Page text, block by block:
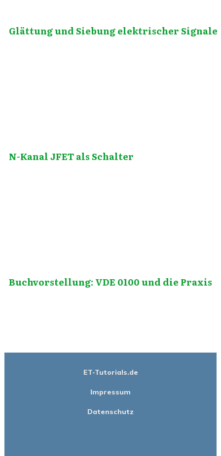
Glättung und Siebung elektrischer Signale
N-Kanal JFET als Schalter
Buchvorstellung: VDE 0100 und die Praxis
ET-Tutorials.de
Impressum
Datenschutz